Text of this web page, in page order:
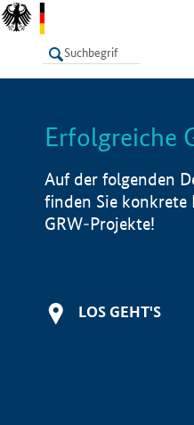
LISTE
Erfolgreiche
Auf der folgenden
finden Sie konkrete
GRW-Projekte!
LOS GEHT'S